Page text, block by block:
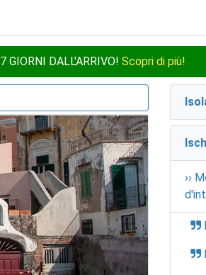
GIORNI DALL'ARRIVO! Scopri di più!
››